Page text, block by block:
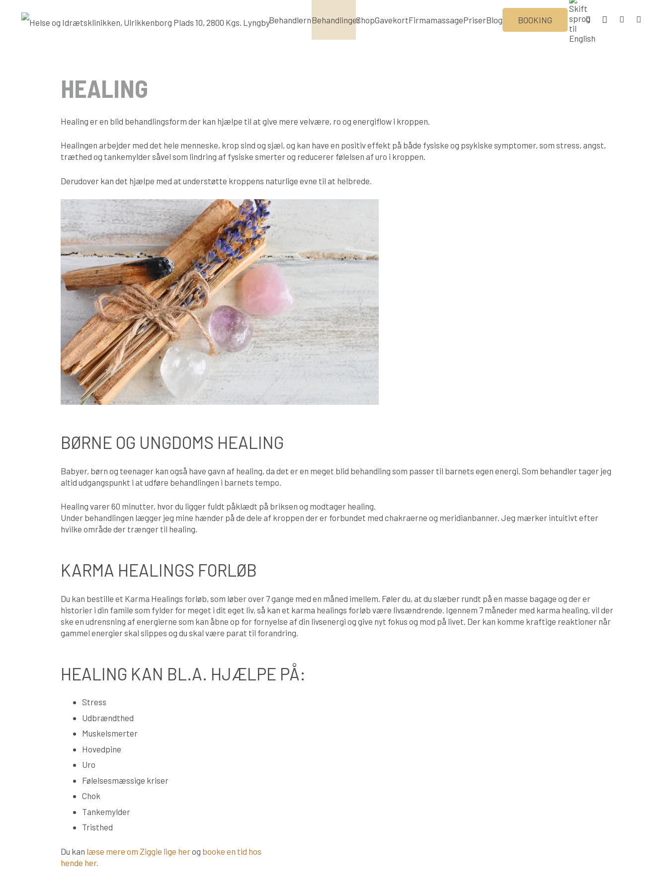
BehandlerneBehandlingerShopGavekortFirmamassagePriserBlog BOOKING
HEALING
Healing er en blid behandlingsform der kan hjælpe til at give mere velvære, ro og energiflow i kroppen.
Healingen arbejder med det hele menneske, krop sind og sjæl, og kan have en positiv effekt på både fysiske og psykiske symptomer, som stress, angst,
træthed og tankemylder såvel som lindring af fysiske smerter og reducerer følelsen af uro i kroppen.
Derudover kan det hjælpe med at understøtte kroppens naturlige evne til at helbrede.
BØRNE OG UNGDOMS HEALING
Babyer, børn og teenager kan også have gavn af healing, da det er en meget blid behandling som passer til barnets egen energi. Som behandler tager jeg
altid udgangspunkt i at udføre behandlingen i barnets tempo.
Healing varer 60 minutter, hvor du ligger fuldt påklædt på briksen og modtager healing.
Under behandlingen lægger jeg mine hænder på de dele af kroppen der er forbundet med chakraerne og meridianbanner. Jeg mærker intuitivt efter
hvilke område der trænger til healing.
KARMA HEALINGS FORLØB
Du kan bestille et Karma Healings forløb, som løber over 7 gange med en måned imellem. Føler du, at du slæber rundt på en masse bagage og der er
historier i din famile som fylder for meget i dit eget liv, så kan et karma healings forløb være livsændrende. Igennem 7 måneder med karma healing, vil der
ske en udrensning af energierne som kan åbne op for fornyelse af din livsenergi og give nyt fokus og mod på livet. Der kan komme kraftige reaktioner når
gammel energier skal slippes og du skal være parat til forandring.
HEALING KAN BL.A. HJÆLPE PÅ:
Stress
Udbrændthed
Muskelsmerter
Hovedpine
Uro
Følelsesmæssige kriser
Chok
Tankemylder
Tristhed
Du kan læse mere om Ziggie lige herog booke en tid hos
hende her.